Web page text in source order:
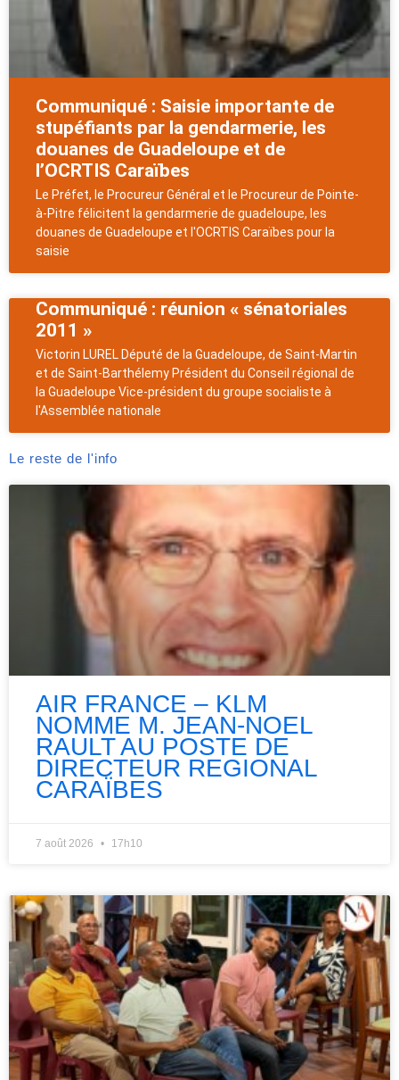
Communiqué : Saisie importante de
stupéfiants par la gendarmerie, les
douanes de Guadeloupe et de
l’OCRTIS Caraïbes
Le Préfet, le Procureur Général et le Procureur de Pointe-
à-Pitre félicitent la gendarmerie de guadeloupe, les
douanes de Guadeloupe et l'OCRTIS Caraïbes pour la
saisie
Communiqué : réunion « sénatoria​les
2011 »
Victorin LUREL Député de la Guadeloupe, de Saint-Martin
et de Saint-Barthélemy Président du Conseil régional de
la Guadeloupe Vice-président du groupe socialiste à
l'Assemblée nationale
Le reste de l'info
AIR FRANCE – KLM
NOMME M. JEAN-NOEL
RAULT AU POSTE DE
DIRECTEUR REGIONAL
CARAÏBES
7 août 2026 17h10